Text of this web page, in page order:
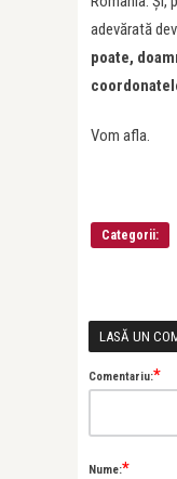
adevărată
poate,
Vom afla.
Categorii:
LASĂ UN
Comentariu:*
Nume:*